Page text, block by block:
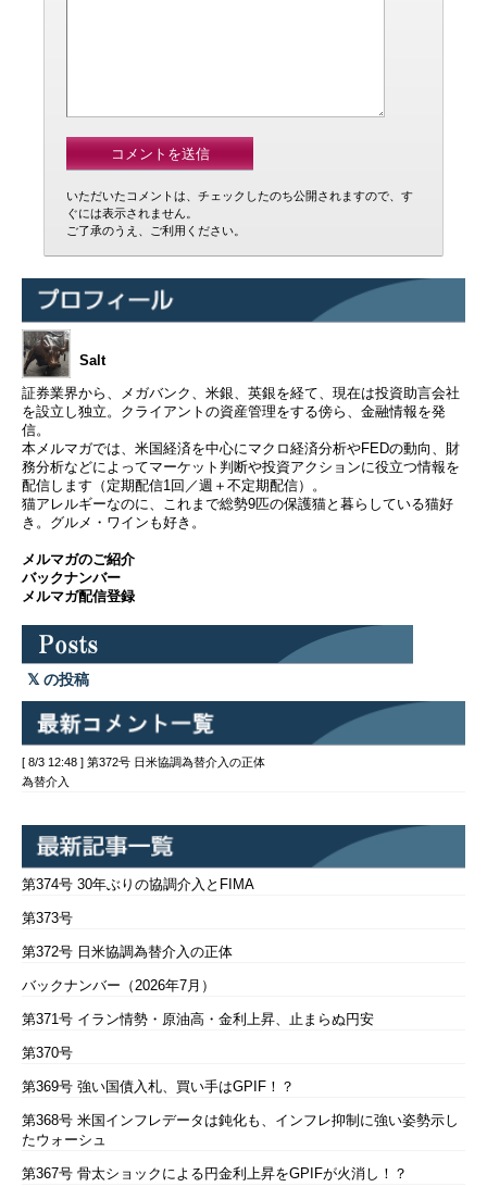
いただいたコメントは、チェックしたのち公開されますので、す
ぐには表示されません。
ご了承のうえ、ご利用ください。
Salt
証券業界から、メガバンク、米銀、英銀を経て、現在は投資助言会社
を設立し独立。クライアントの資産管理をする傍ら、金融情報を発
信。
本メルマガでは、米国経済を中心にマクロ経済分析やFEDの動向、財
務分析などによってマーケット判断や投資アクションに役立つ情報を
配信します（定期配信1回／週＋不定期配信）。
猫アレルギーなのに、これまで総勢9匹の保護猫と暮らしている猫好
き。グルメ・ワインも好き。
メルマガのご紹介
バックナンバー
メルマガ配信登録
の投稿
[ 8/3 12:48 ] 第372号 日米協調為替介入の正体
為替介入
第374号 30年ぶりの協調介入とFIMA
第373号
第372号 日米協調為替介入の正体
バックナンバー（2026年7月）
第371号 イラン情勢・原油高・金利上昇、止まらぬ円安
第370号
第369号 強い国債入札、買い手はGPIF！？
第368号 米国インフレデータは鈍化も、インフレ抑制に強い姿勢示し
たウォーシュ
第367号 骨太ショックによる円金利上昇をGPIFが火消し！？